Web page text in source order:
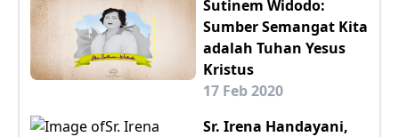
Sutinem Widodo:
Sumber Semangat Kita
adalah Tuhan Yesus
Kristus
17 Feb 2020
Sr. Irena Handayani,